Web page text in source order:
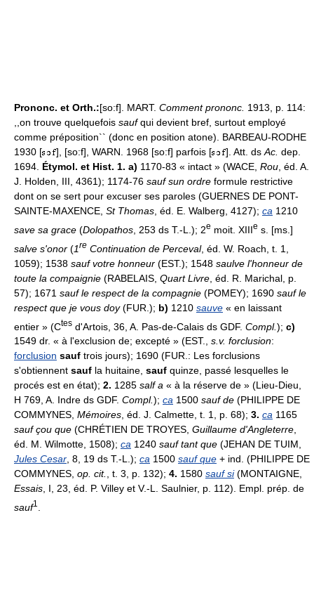
Prononc. et Orth.:[so:f]. MART. Comment prononc. 1913, p. 114:
,,on trouve quelquefois saufqui devient bref, surtout employé
comme préposition`` (donc en position atone). BARBEAU-RODHE
1930 [
], [so:f], WARN. 1968 [so:f] parfois [ ]. Att. dsAc. dep.
1694. Étymol. et Hist. 1. a) 1170-83 « intact » (WACE, Rou, éd. A.
J. Holden, III, 4361); 1174-76 sauf sun ordre formule restrictive
dont on se sert pour excuser ses paroles (GUERNES DE PONT-
SAINTE-MAXENCE, St Thomas, éd. E. Walberg, 4127); ca 1210
save sa grace (Dolopathos , 253 ds T.-L.); 2e moit. XIIIe s. [ms.]
salve s'onor (1re Continuation de Perceval, éd. W. Roach, t. 1,
1059); 1538 sauf votre honneur (EST.); 1548 saulve l'honneur de
toute la compaignie (RABELAIS, Quart Livre , éd. R. Marichal, p.
57); 1671 sauf le respect de la compagnie (POMEY); 1690 sauf le
respect que je vous doy(FUR.); b) 1210 sauve « en laissant
entier » (Ctes d'Artois, 36, A. Pas-de-Calais ds GDF. Compl.); c)
1549 dr. « à l'exclusion de; excepté » (EST., s.v. forclusion:
forclusion sauf trois jours); 1690 (FUR.: Les forclusions
s'obtiennent sauf la huitaine, sauf quinze, passé lesquelles le
procés est en état); 2. 1285 salf a « à la réserve de » (Lieu-Dieu,
H 769, A. Indre ds GDF. Compl.); ca 1500 sauf de (PHILIPPE DE
COMMYNES, Mémoires, éd. J. Calmette, t. 1, p. 68); 3. ca 1165
sauf çou que (CHRÉTIEN DE TROYES, Guillaume d'Angleterre,
éd. M. Wilmotte, 1508); ca 1240 sauf tant que (JEHAN DE TUIM,
Jules Cesar, 8, 19 ds T.-L.); ca 1500 sauf que + ind. (PHILIPPE DE
COMMYNES, op. cit., t. 3, p. 132); 4. 1580 sauf si(MONTAIGNE,
Essais, I, 23, éd. P. Villey et V.-L. Saulnier, p. 112). Empl. prép. de
sauf1